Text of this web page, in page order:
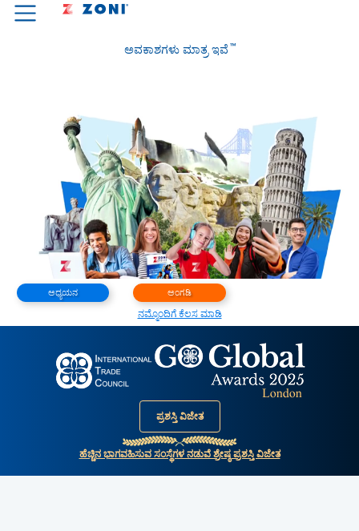
ಅವಕಾಶಗಳು ಮಾತ್ರ ಇವೆ ™
ಅಧ್ಯಯನ ಅಂಗಡಿ
ನಮ್ಮೊಂದಿಗೆ ಕೆಲಸ ಮಾಡಿ
ಪ್ರಶಸ್ತಿ ವಿಜೇತ
ಹೆಚ್ಚಿನ ಭಾಗವಹಿಸುವ ಸಂಸ್ಥೆಗಳ ನಡುವೆ ಶ್ರೇಷ್ಠ ಪ್ರಶಸ್ತಿ ವಿಜೇತ